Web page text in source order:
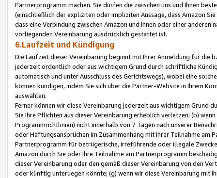
Partnerprogramm machen. Sie dürfen die zwischen uns und Ihnen
(einschließlich der expliziten oder impliziten Aussage, dass Amazon
dass eine Verbindung zwischen Amazon und Ihnen oder einer
vorliegenden Vereinbarung ausdrücklich gestattet ist.
6.Laufzeit und Kündigung
Die Laufzeit dieser Vereinbarung beginnt mit Ihrer Anmeldung für die
jederzeit ordentlich oder aus wichtigem Grund durch schriftliche
automatisch und unter Ausschluss des Gerichtswegs), wobei eine
können kündigen, indem Sie sich über die Partner-Website in Ihrem
auswählen.
Ferner können wir diese Vereinbarung jederzeit aus wichtigem Grund
Sie Ihre Pflichten aus dieser Vereinbarung erheblich verletzen; (b)
Programmrichtlinien) nicht innerhalb von 7 Tagen nach unserer
oder Haftungsansprüchen im Zusammenhang mit Ihrer Teilnahme am
Partnerprogramm für betrügerische, irreführende oder illegale
Amazon durch Sie oder Ihre Teilnahme am Partnerprogramm
dieser Vereinbarung oder den gemäß dieser Vereinbarung von den
oder künftig unterliegen könnte; (g) wenn wir diese Vereinbarung mit